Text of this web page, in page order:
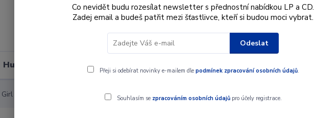
Hledat
Hudební styly Interpret Dárkové poukazy
- CD Singl
Co nevidět budu rozesílat newsletter s přednostní nabídkou LP a CD.
Zadej email a budeš patřit mezi šťastlivce, kteří si budou moci vybrat.
Odeslat
Přeji si odebírat novinky e-mailem dle podmínek zpracování osobních údajů.
Souhlasím se zpracováním osobních údajůpro účely registrace.